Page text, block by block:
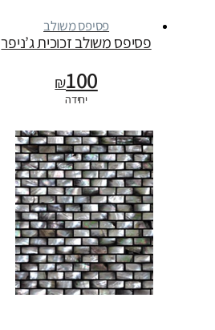
פסיפס משולב
פסיפס משולב זכוכית ג’ניפר
₪100
יחידה